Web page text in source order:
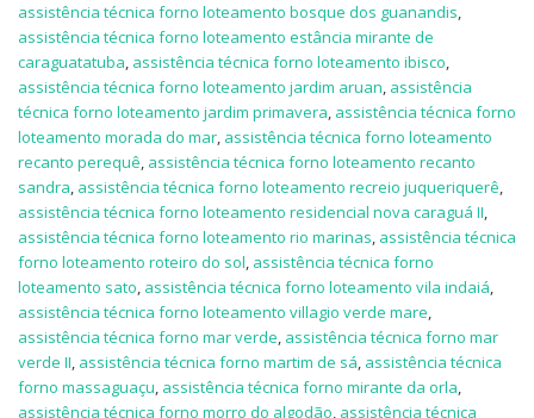
assistência técnica forno loteamento bosque dos guanandis,
assistência técnica forno loteamento estância mirante de
caraguatatuba, assistência técnica forno loteamento ibisco,
assistência técnica forno loteamento jardim aruan, assistência
técnica forno loteamento jardim primavera, assistência técnica forno
loteamento morada do mar, assistência técnica forno loteamento
recanto perequê, assistência técnica forno loteamento recanto
sandra, assistência técnica forno loteamento recreio juqueriquerê,
assistência técnica forno loteamento residencial nova caraguá II,
assistência técnica forno loteamento rio marinas, assistência técnica
forno loteamento roteiro do sol, assistência técnica forno
loteamento sato, assistência técnica forno loteamento vila indaiá,
assistência técnica forno loteamento villagio verde mare,
assistência técnica forno mar verde, assistência técnica forno mar
verde II, assistência técnica forno martim de sá, assistência técnica
forno massaguaçu, assistência técnica forno mirante da orla,
assistência técnica forno morro do algodão, assistência técnica